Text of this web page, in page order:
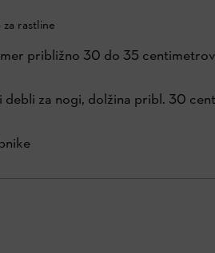
rastline
približno 30 do 35 centimetrov
debli za nogi, dolžina pribl. 30